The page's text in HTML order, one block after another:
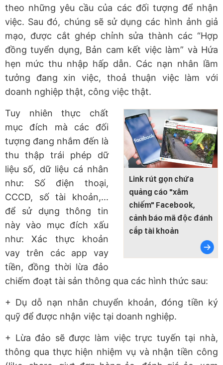
theo những yêu cầu của các đối tượng để nhận
việc. Sau đó, chúng sẽ sử dụng các hình ảnh giả
mạo, được cắt ghép chỉnh sửa thành các “Hợp
đồng tuyển dụng, Bản cam kết việc làm” và Hứa
hẹn mức thu nhập hấp dẫn. Các nạn nhân lầm
tưởng đang xin việc, thoả thuận việc làm với
doanh nghiệp thật, công việc thật.
Link rút gọn chứa
quảng cáo "xâm
chiếm" Facebook,
cảnh báo mã độc đánh
cắp tài khoản
Tuy nhiên thực chất
mục đích mà các đối
tượng đang nhắm đến là
thu thập trái phép dữ
liệu số, dữ liệu cá nhân
như: Số điện thoại,
CCCD, số tài khoản,...
để sử dụng thông tin
này vào mục đích xấu
như: Xác thực khoản
vay trên các app vay
tiền, đồng thời lừa đảo
chiếm đoạt tài sản thông qua các hình thức sau:
+ Dụ dỗ nạn nhân chuyển khoản, đóng tiền ký
quỹ để được nhận việc tại doanh nghiệp.
+ Lừa đảo sẽ được làm việc trực tuyến tại nhà,
thông qua thực hiện nhiệm vụ và nhận tiền công